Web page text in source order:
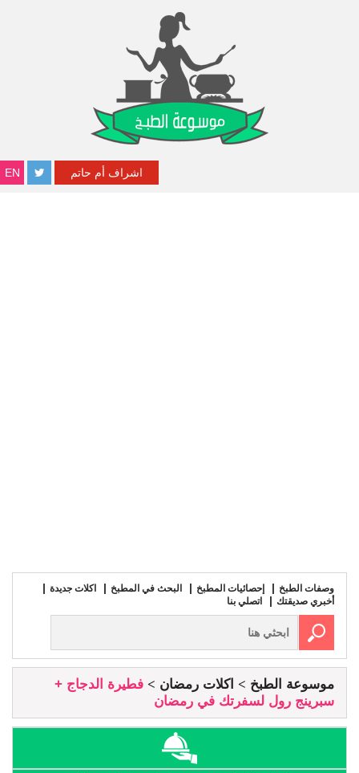
EN اشراف أم حاتم
وصفات الطبخ إحصائيات المطبخ البحث في المطبخ
اكلات جديدة
أخبري صديقتك
اتصلي بنا
موسوعة الطبخ اكلات رمضان
فطيرة الدجاج +
سبرينج رول لسفرتك في رمضان